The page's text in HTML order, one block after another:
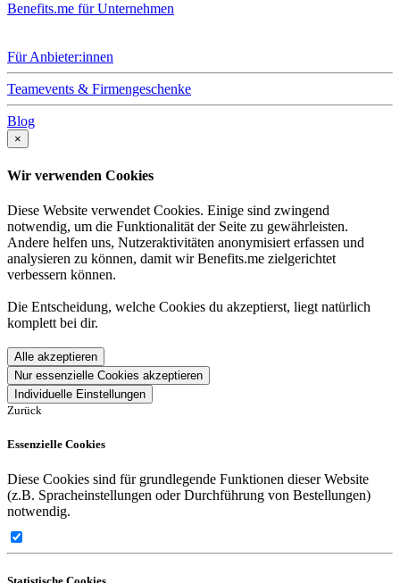
Benefits.me für Unternehmen
Für Anbieter:innen
Teamevents & Firmengeschenke
Blog
×
Wir verwenden Cookies
Diese Website verwendet Cookies. Einige sind zwingend
notwendig, um die Funktionalität der Seite zu gewährleisten.
Andere helfen uns, Nutzeraktivitäten anonymisiert erfassen und
analysieren zu können, damit wir Benefits.me zielgerichtet
verbessern können.
Die Entscheidung, welche Cookies du akzeptierst, liegt natürlich
komplett bei dir.
Alle akzeptieren
Nur essenzielle Cookies akzeptieren
Individuelle Einstellungen
Zurück
Essenzielle Cookies
Diese Cookies sind für grundlegende Funktionen dieser Website
(z.B. Spracheinstellungen oder Durchführung von Bestellungen)
notwendig.